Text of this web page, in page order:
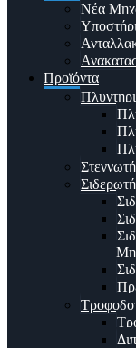
Νέα
Προϊόντα